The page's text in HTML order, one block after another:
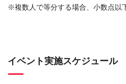
※複数人で等分する場合、小数点以
イベント実施スケジュール